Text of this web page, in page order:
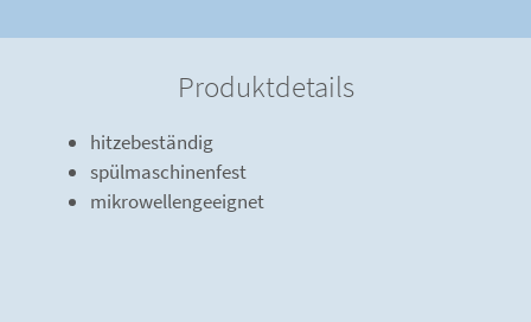
Produktdetails
hitzebeständig
spülmaschinenfest
mikrowellengeeignet